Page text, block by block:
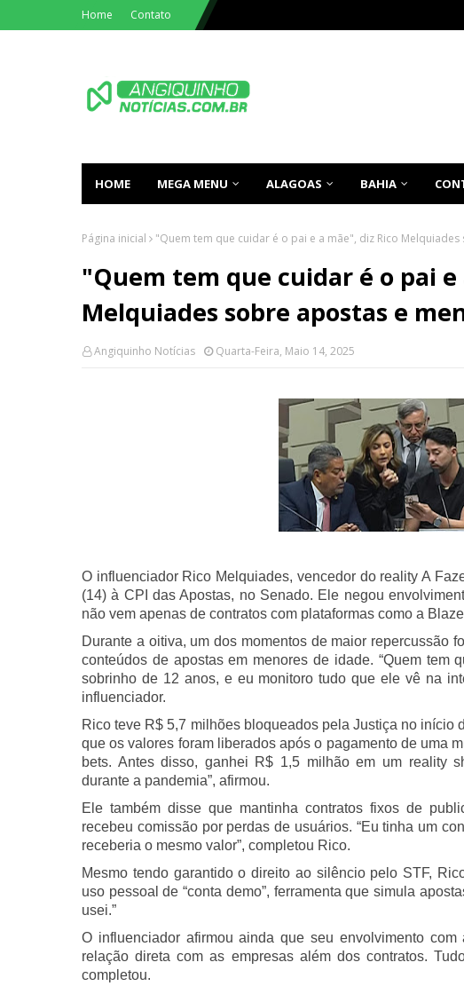
Home Contato
HOME MEGA MENU ALAGOAS BAHIA
Página inicial "Quem tem que cuidar é o pai e a mãe", diz Rico
"Quem tem que cuidar é o pai e
Melquiades sobre apostas e
Angiquinho Notícias Quarta-Feira, Maio 14, 2025
O influenciador Rico Melquiades, vencedor do reality A
(14) à CPI das Apostas, no Senado. Ele negou
não vem apenas de contratos com plataformas como a
Durante a oitiva, um dos momentos de maior repercussão
conteúdos de apostas em menores de idade. “Quem
sobrinho de 12 anos, e eu monitoro tudo que ele vê na
influenciador.
Rico teve R$ 5,7 milhões bloqueados pela Justiça no início
que os valores foram liberados após o pagamento de uma
bets. Antes disso, ganhei R$ 1,5 milhão em um reality
durante a pandemia”, afirmou.
Ele também disse que mantinha contratos fixos de
recebeu comissão por perdas de usuários. “Eu tinha um
receberia o mesmo valor”, completou Rico.
Mesmo tendo garantido o direito ao silêncio pelo STF,
uso pessoal de “conta demo”, ferramenta que simula
usei.”
O influenciador afirmou ainda que seu envolvimento
relação direta com as empresas além dos contratos.
completou.